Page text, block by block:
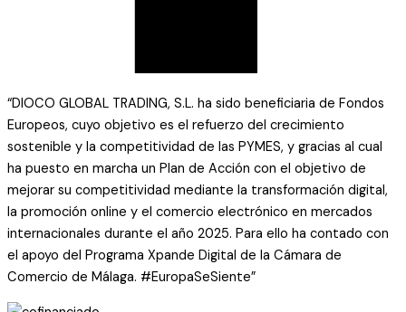
“DIOCO GLOBAL TRADING, S.L. ha sido beneficiaria de Fondos
Europeos, cuyo objetivo es el refuerzo del crecimiento
sostenible y la competitividad de las PYMES, y gracias al cual
ha puesto en marcha un Plan de Acción con el objetivo de
mejorar su competitividad mediante la transformación digital,
la promoción online y el comercio electrónico en mercados
internacionales durante el año 2025. Para ello ha contado con
el apoyo del Programa Xpande Digital de la Cámara de
Comercio de Málaga. #EuropaSeSiente”